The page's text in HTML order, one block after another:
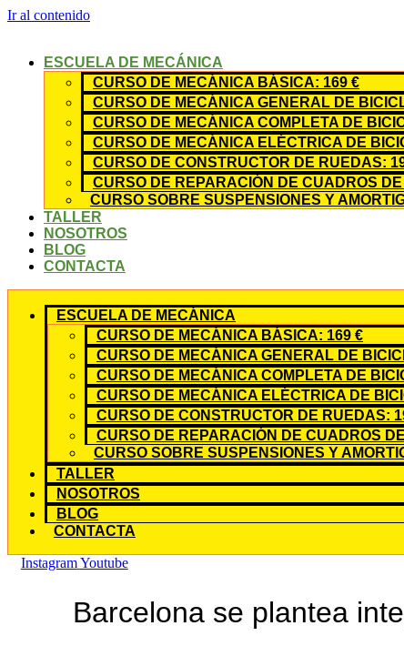
Ir al contenido
ESCUELA DE MECÁNICA
CURSO DE MECÁNICA BÁSICA: 169 €
CURSO DE MECÁNICA GENERAL DE
CURSO DE MECÁNICA COMPLETA DE
CURSO DE MECÁNICA ELÉCTRICA DE
CURSO DE CONSTRUCTOR DE RUEDAS:
CURSO DE REPARACIÓN DE CUADROS
CURSO SOBRE SUSPENSIONES Y
TALLER
NOSOTROS
BLOG
CONTACTA
ESCUELA DE MECÁNICA
CURSO DE MECÁNICA BÁSICA: 169 €
CURSO DE MECÁNICA GENERAL DE
CURSO DE MECÁNICA COMPLETA DE
CURSO DE MECÁNICA ELÉCTRICA DE
CURSO DE CONSTRUCTOR DE RUEDAS:
CURSO DE REPARACIÓN DE CUADROS
CURSO SOBRE SUSPENSIONES Y
TALLER
NOSOTROS
BLOG
CONTACTA
InstagramYoutube
Barcelona se plantea